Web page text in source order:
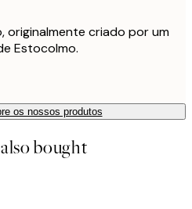
originalmente criado por um
Estocolmo.
os nossos produtos
bought